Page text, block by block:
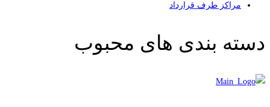
مراکز طرف قرارداد
دسته بندی های محبوب